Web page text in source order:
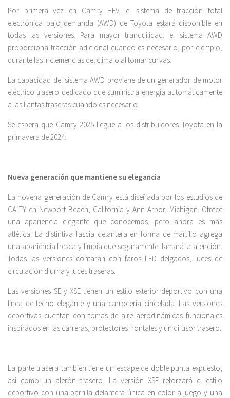
Por primera vez en Camry HEV, el sistema de tracción total
electrónica bajo demanda (AWD) de Toyota estará disponible en
todas las versiones. Para mayor tranquilidad, el sistema AWD
proporciona tracción adicional cuando es necesario, por ejemplo,
durante las inclemencias del clima o al tomar curvas.
La capacidad del sistema AWD proviene de un generador de motor
eléctrico trasero dedicado que suministra energía automáticamente
a las llantas traseras cuando es necesario.
Se espera que Camry 2025 llegue a los distribuidores Toyota en la
primavera de 2024.
Nueva generación que mantiene su elegancia
La novena generación de Camry está diseñada por los estudios de
CALTY en Newport Beach, California y Ann Arbor, Michigan. Ofrece
una apariencia elegante que conocemos, pero ahora es más
atlética. La distintiva fascia delantera en forma de martillo agrega
una apariencia fresca y limpia que seguramente llamará la atención.
Todas las versiones contarán con faros LED delgados, luces de
circulación diurna y luces traseras.
Las versiones SE y XSE tienen un estilo exterior deportivo con una
línea de techo elegante y una carrocería cincelada. Las versiones
deportivas cuentan con tomas de aire aerodinámicas funcionales
inspirados en las carreras, protectores frontales y un difusor trasero.
La parte trasera también tiene un escape de doble punta expuesto,
así como un alerón trasero. La versión XSE reforzará el estilo
deportivo con una parrilla delantera única en color a juego y una